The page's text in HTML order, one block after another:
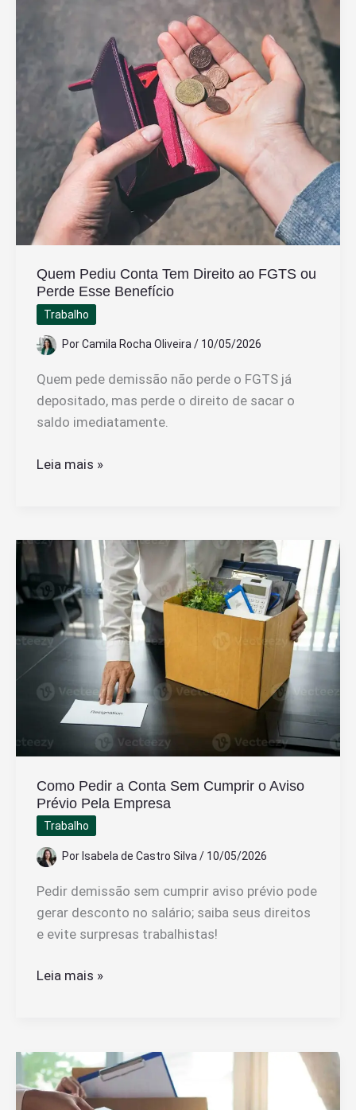
Guia
Atualizado
Quem Pediu Conta Tem Direito ao FGTS ou
Perde Esse Benefício
Trabalho
PorCamila Rocha Oliveira/ 10/05/2026
Quem pede demissão não perde o FGTS já
depositado, mas perde o direito de sacar o
saldo imediatamente.
Quem
Direito
ao
FGTS
ou
Perde
Esse
Leia mais »
Como Pedir a Conta Sem Cumprir o Aviso
Prévio Pela Empresa
Trabalho
Por Isabela de Castro Silva/ 10/05/2026
Pedir demissão sem cumprir aviso prévio pode
gerar desconto no salário; saiba seus direitos
e evite surpresas trabalhistas!
Como
Sem
Cumprir
Leia mais »